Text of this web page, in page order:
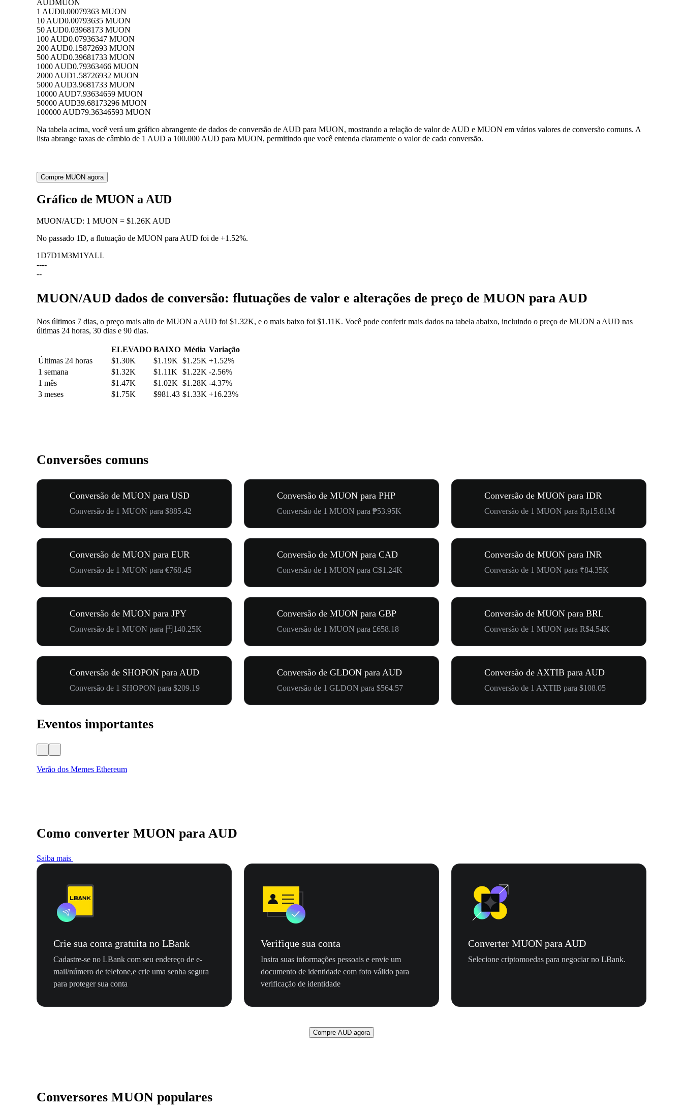
AUDMUON
1 AUD0.00079363 MUON
10 AUD0.00793635 MUON
50 AUD0.03968173 MUON
100 AUD0.07936347 MUON
200 AUD0.15872693 MUON
500 AUD0.39681733 MUON
1000 AUD0.79363466 MUON
2000 AUD1.58726932 MUON
5000 AUD3.9681733 MUON
10000 AUD7.93634659 MUON
50000 AUD39.68173296 MUON
100000 AUD79.36346593 MUON
Na tabela acima, você verá um gráfico abrangente de dados de conversão de AUD para MUON, mostrando a relação de valor de AUD e MUON em vários valores de conversão comuns. A
lista abrange taxas de câmbio de 1 AUD a 100.000 AUD para MUON, permitindo que você entenda claramente o valor de cada conversão.
Compre MUON agora
Gráfico de MUON a AUD
MUON/AUD: 1 MUON = $1.26K AUD
No passado 1D, a flutuação de MUON para AUD foi de +1.52%.
1D7D1M3M1YALL
----
--
MUON/AUD dados de conversão: flutuações de valor e alterações de preço de MUON para AUD
Nos últimos 7 dias, o preço mais alto de MUON a AUD foi $1.32K, e o mais baixo foi $1.11K. Você pode conferir mais dados na tabela abaixo, incluindo o preço de MUON a AUD nas
últimas 24 horas, 30 dias e 90 dias.
ELEVADO BAIXO Média Variação
Últimas 24 horas
$1.30K $1.19K $1.25K +1.52%
1 semana
$1.32K $1.11K $1.22K -2.56%
1 mês
$1.47K $1.02K $1.28K -4.37%
3 meses
$1.75K $981.43 $1.33K +16.23%
Conversões comuns
Conversão de MUON para USD
Conversão de 1 MUON para $885.42
Conversão de MUON para PHP
Conversão de 1 MUON para ₱53.95K
Conversão de MUON para IDR
Conversão de 1 MUON para Rp15.81M
Conversão de MUON para EUR
Conversão de 1 MUON para €768.45
Conversão de MUON para CAD
Conversão de 1 MUON para C$1.24K
Conversão de MUON para INR
Conversão de 1 MUON para ₹84.35K
Conversão de MUON para JPY
Conversão de 1 MUON para 円140.25K
Conversão de MUON para GBP
Conversão de 1 MUON para £658.18
Conversão de MUON para BRL
Conversão de 1 MUON para R$4.54K
Conversão de SHOPON para AUD
Conversão de 1 SHOPON para $209.19
Conversão de GLDON para AUD
Conversão de 1 GLDON para $564.57
Conversão de AXTIB para AUD
Conversão de 1 AXTIB para $108.05
Eventos importantes
Verão dos Memes Ethereum
Como converter MUON para AUD
Saiba mais
Crie sua conta gratuita no LBank
Cadastre-se no LBank com seu endereço de e-
mail/número de telefone,e crie uma senha segura
para proteger sua conta
Verifique sua conta
Insira suas informações pessoais e envie um
documento de identidade com foto válido para
verificação de identidade
Converter MUON para AUD
Selecione criptomoedas para negociar no LBank.
Compre AUD agora
Conversores MUON populares